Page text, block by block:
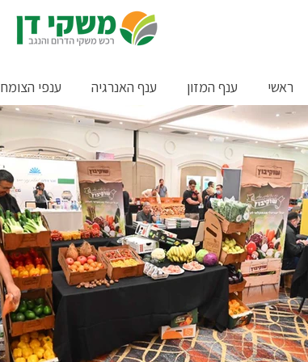
ראשי ענף המזון ענף האנרגיה ענפי הצומח